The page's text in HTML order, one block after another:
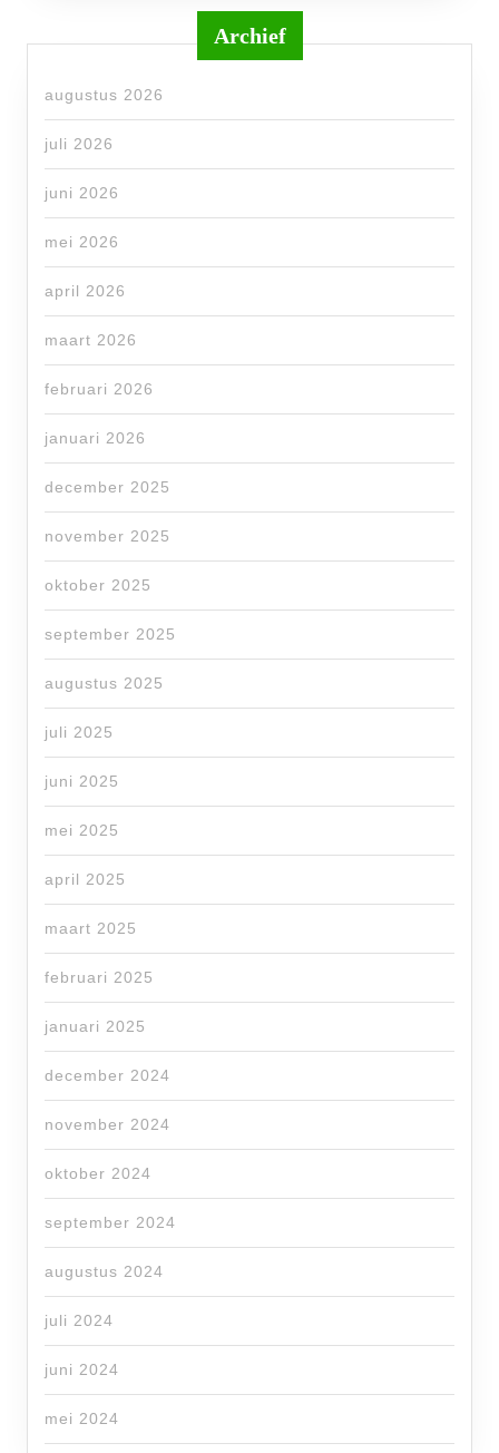
Archief
augustus 2026
juli 2026
juni 2026
mei 2026
april 2026
maart 2026
februari 2026
januari 2026
december 2025
november 2025
oktober 2025
september 2025
augustus 2025
juli 2025
juni 2025
mei 2025
april 2025
maart 2025
februari 2025
januari 2025
december 2024
november 2024
oktober 2024
september 2024
augustus 2024
juli 2024
juni 2024
mei 2024